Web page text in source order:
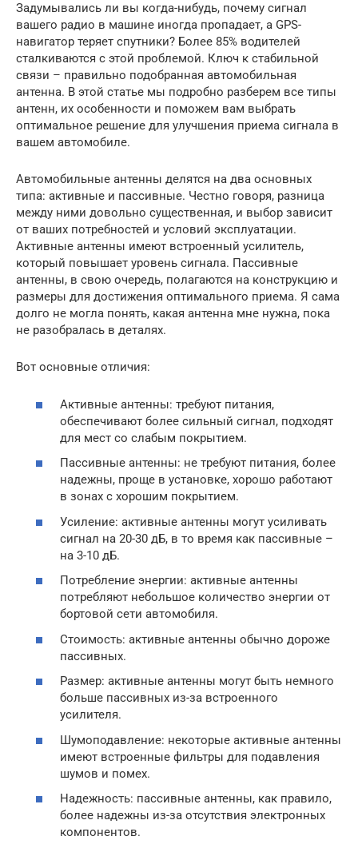
Задумывались ли вы когда-нибудь, почему сигнал
вашего радио в машине иногда пропадает, а GPS-
навигатор теряет спутники? Более 85% водителей
сталкиваются с этой проблемой. Ключ к стабильной
связи – правильно подобранная автомобильная
антенна. В этой статье мы подробно разберем все типы
антенн, их особенности и поможем вам выбрать
оптимальное решение для улучшения приема сигнала в
вашем автомобиле.
Автомобильные антенны делятся на два основных
типа: активные и пассивные. Честно говоря, разница
между ними довольно существенная, и выбор зависит
от ваших потребностей и условий эксплуатации.
Активные антенны имеют встроенный усилитель,
который повышает уровень сигнала. Пассивные
антенны, в свою очередь, полагаются на конструкцию и
размеры для достижения оптимального приема. Я сама
долго не могла понять, какая антенна мне нужна, пока
не разобралась в деталях.
Вот основные отличия:
Активные антенны: требуют питания,
обеспечивают более сильный сигнал, подходят
для мест со слабым покрытием.
Пассивные антенны: не требуют питания, более
надежны, проще в установке, хорошо работают
в зонах с хорошим покрытием.
Усиление: активные антенны могут усиливать
сигнал на 20-30 дБ, в то время как пассивные –
на 3-10 дБ.
Потребление энергии: активные антенны
потребляют небольшое количество энергии от
бортовой сети автомобиля.
Стоимость: активные антенны обычно дороже
пассивных.
Размер: активные антенны могут быть немного
больше пассивных из-за встроенного
усилителя.
Шумоподавление: некоторые активные антенны
имеют встроенные фильтры для подавления
шумов и помех.
Надежность: пассивные антенны, как правило,
более надежны из-за отсутствия электронных
компонентов.